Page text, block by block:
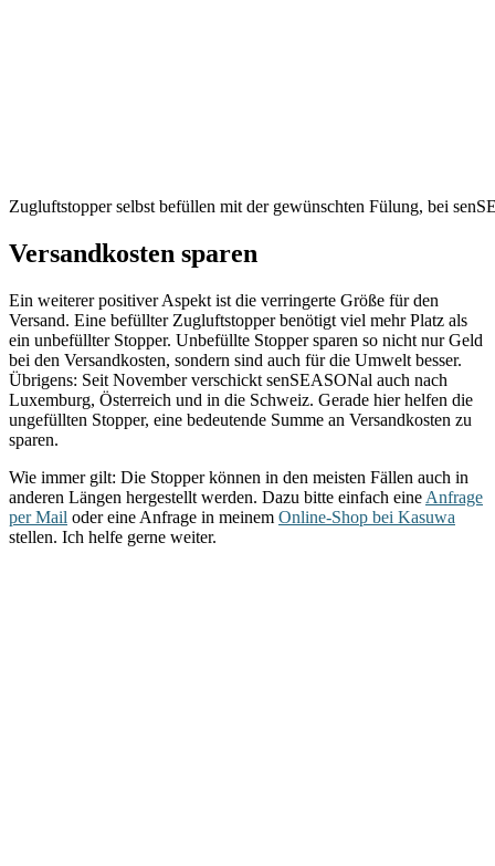
Zugluftstopper selbst befüllen mit der gewünschten Fülung, bei
Versandkosten sparen
Ein weiterer positiver Aspekt ist die verringerte Größe für den
Versand. Eine befüllter Zugluftstopper benötigt viel mehr Platz als
ein unbefüllter Stopper. Unbefüllte Stopper sparen so nicht nur Geld
bei den Versandkosten, sondern sind auch für die Umwelt besser.
Übrigens: Seit November verschickt senSEASONal auch nach
Luxemburg, Österreich und in die Schweiz. Gerade hier helfen die
ungefüllten Stopper, eine bedeutende Summe an Versandkosten zu
sparen.
Wie immer gilt: Die Stopper können in den meisten Fällen auch in
anderen Längen hergestellt werden. Dazu bitte einfach eine Anfrage
per Mail oder eine Anfrage in meinem Online-Shop bei Kasuwa
stellen. Ich helfe gerne weiter.